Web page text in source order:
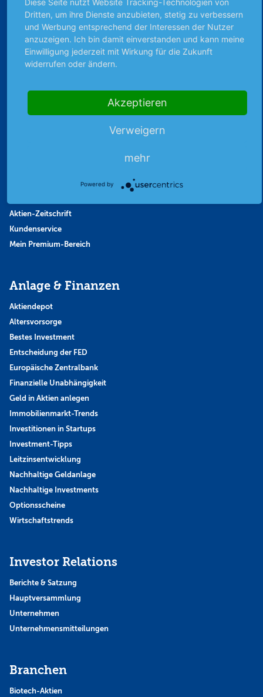
Börsennews
Favoriten
Finanzpodcast
Strategie
Themen & Börse
Aktien-Zeitschrift
Kundenservice
Mein Premium-Bereich
Anlage & Finanzen
Aktiendepot
Altersvorsorge
Bestes Investment
Entscheidung der FED
Europäische Zentralbank
Finanzielle Unabhängigkeit
Geld in Aktien anlegen
Immobilienmarkt-Trends
Investitionen in Startups
Investment-Tipps
Leitzinsentwicklung
Nachhaltige Geldanlage
Nachhaltige Investments
Optionsscheine
Wirtschaftstrends
Investor Relations
Berichte & Satzung
Hauptversammlung
Unternehmen
Unternehmensmitteilungen
Branchen
Biotech-Aktien
Dritten, um ihre Dienste anzubieten, stetig zu verbessern
und Werbung entsprechend der Interessen der Nutzer
anzuzeigen. Ich bin damit einverstanden und kann meine
Einwilligung jederzeit mit Wirkung für die Zukunft
widerrufen oder ändern.
Akzeptieren
Verweigern
mehr
Powered by